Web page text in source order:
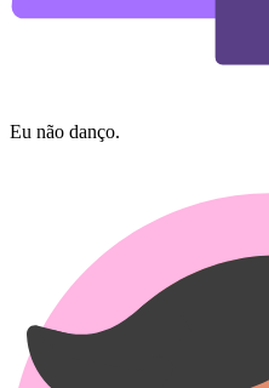
Eu não danço.